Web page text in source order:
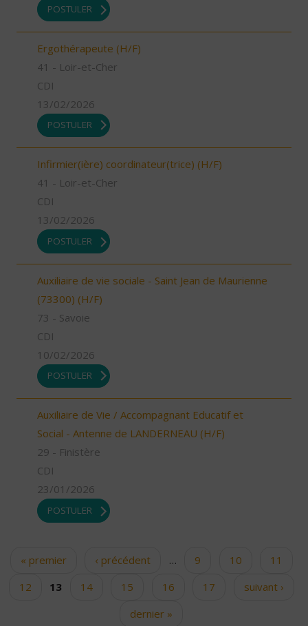
POSTULER
Ergothérapeute (H/F)
41 - Loir-et-Cher
CDI
13/02/2026
POSTULER
Infirmier(ière) coordinateur(trice) (H/F)
41 - Loir-et-Cher
CDI
13/02/2026
POSTULER
Auxiliaire de vie sociale - Saint Jean de Maurienne
(73300) (H/F)
73 - Savoie
CDI
10/02/2026
POSTULER
Auxiliaire de Vie / Accompagnant Educatif et
Social - Antenne de LANDERNEAU (H/F)
29 - Finistère
CDI
23/01/2026
POSTULER
Pages
« premier ‹ précédent … 9 10
11
12
13 14 15 16 17
suivant ›
dernier »